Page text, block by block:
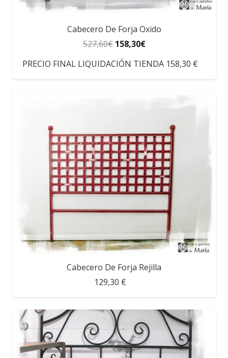
Cabecero De Forja Oxido
527,60€ 158,30€
PRECIO FINAL LIQUIDACIÓN TIENDA 158,30 €
Cabecero De Forja Rejilla
129,30 €